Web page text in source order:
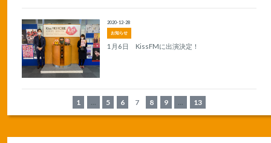
お知らせ
2020-12-28
1月6日 KissFMに出演決定！
1 ... 5 6 7 8 9 ... 13